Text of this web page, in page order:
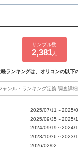
サンプル数
2,381人
ランキングは、オリコンの以下
ャンル・ランキング定義 調査詳
2025/07/11～2025/
2025/09/25～2025/
2024/09/19～2024/
2023/10/26～2023/
2026/02/02